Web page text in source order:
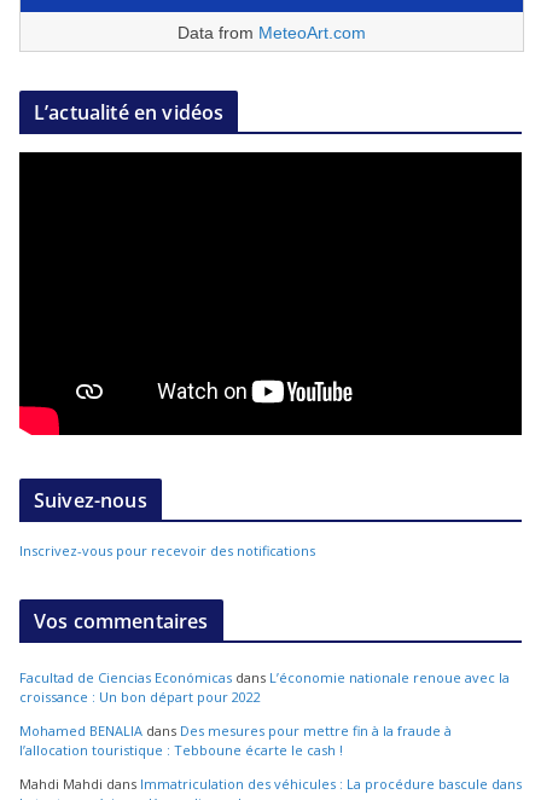
Data from MeteoArt.com
L’actualité en vidéos
Suivez-nous
Inscrivez-vous pour recevoir des notifications
Vos commentaires
Facultad de Ciencias Económicas dans L’économie nationale renoue avec la
croissance : Un bon départ pour 2022
Mohamed BENALIA dans Des mesures pour mettre fin à la fraude à
l’allocation touristique : Tebboune écarte le cash !
Mahdi Mahdi dans Immatriculation des véhicules : La procédure bascule dans